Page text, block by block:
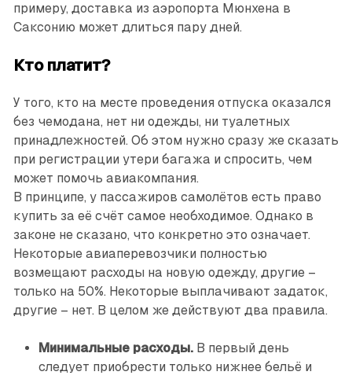
примеру, доставка из аэропорта Мюнхена в
Саксонию может длиться пару дней.
Кто платит?
У того, кто на месте проведения отпуска оказался
без чемодана, нет ни одежды, ни туалетных
принадлежностей. Об этом нужно сразу же сказать
при регистрации утери багажа и спросить, чем
может помочь авиакомпания.
В принципе, у пассажиров самолётов есть право
купить за её счёт самое необходимое. Однако в
законе не сказано, что конкретно это означает.
Некоторые авиаперевозчики полностью
возмещают расходы на новую одежду, другие –
только на 50%. Некоторые выплачивают задаток,
другие – нет. В целом же действуют два правила.
Минимальные расходы.В первый день
следует приобрести только нижнее бельё и